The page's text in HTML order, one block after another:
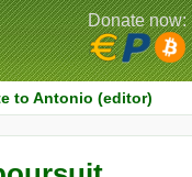
to Antonio (editor)
Donate now: